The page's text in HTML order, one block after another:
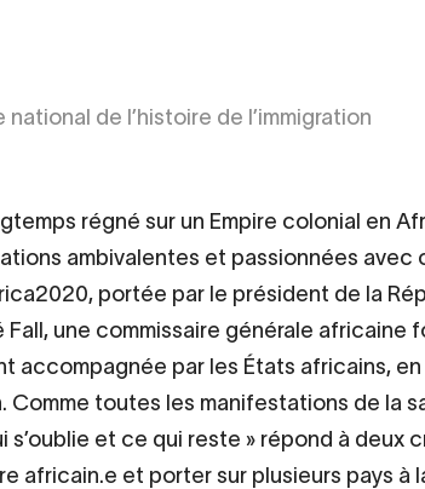
de l’histoire de l’immigration
régné sur un Empire colonial en
ambivalentes et passionnées avec
portée par le président de la
Fall, une commissaire générale africaine
accompagnée par les États africains,
Comme toutes les manifestations de la
s’oublie et ce qui reste » répond à deux
africain.e et porter sur plusieurs pays à